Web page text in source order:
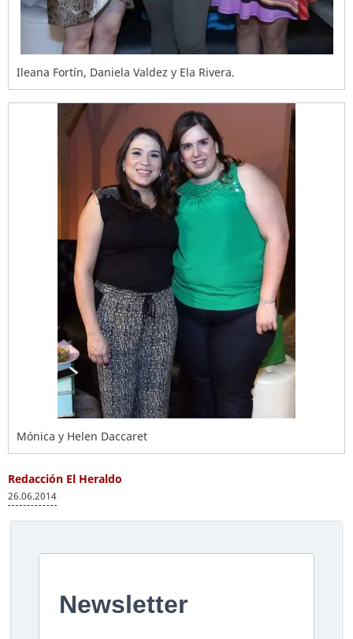
Ileana Fortín, Daniela Valdez y Ela Rivera.
Mónica y Helen Daccaret
Redacción El Heraldo
26.06.2014